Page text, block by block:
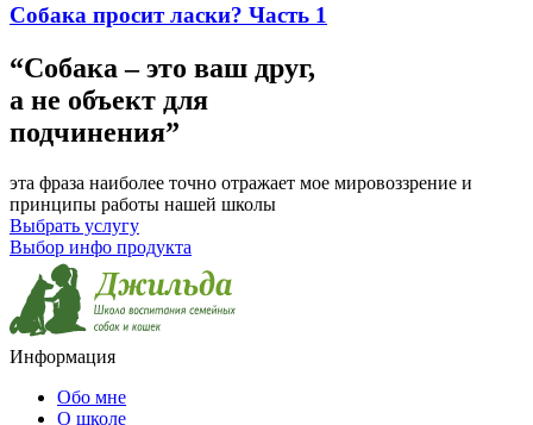
Собака просит ласки? Часть 1
“Собака – это ваш друг,
а не объект для
подчинения”
эта фраза наиболее точно отражает мое мировоззрение и
принципы работы нашей школы
Выбрать услугу
Выбор инфо продукта
Информация
Обо мне
О школе